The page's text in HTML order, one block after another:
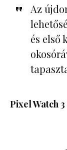
Az
és első
Pixel Watch 3